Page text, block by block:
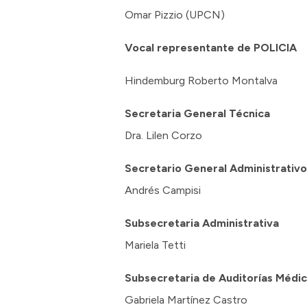
Omar Pizzio (UPCN)
Vocal representante de POLICIA
Hindemburg Roberto Montalva
Secretaria General Técnica
Dra. Lilen Corzo
Secretario General Administrativo
Andrés Campisi
Subsecretaria Administrativa
Mariela Tetti
Subsecretaria de Auditorías
Gabriela Martínez Castro